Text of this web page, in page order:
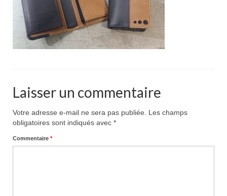
Pour acheter
Contact
Laisser un commentaire
Votre adresse e-mail ne sera pas publiée.
Les champs
obligatoires sont indiqués avec *
Commentaire *